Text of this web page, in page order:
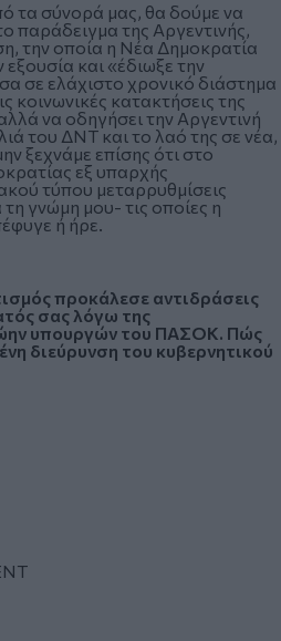
τα σύνορά μας, θα δούμε να
παράδειγμα της Αργεντινής,
την οποία η Νέα Δημοκρατία
και «έδιωξε την
σε ελάχιστο χρονικό διάστημα
κοινωνικές κατακτήσεις της
να οδηγήσει την Αργεντινή
του ΔΝΤ και το λαό της σε νέα,
ξεχνάμε επίσης ότι στο
εξ υπαρχής
τύπου μεταρρυθμίσεις
γνώμη μου- τις οποίες η
ή ήρε.
προκάλεσε αντιδράσεις
σας λόγω της
υπουργών του ΠΑΣΟΚ. Πώς
διεύρυνση του κυβερνητικού